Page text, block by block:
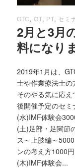
GTC, OT, PT, セミ
2月と3月
料になり
2019年1月は、
士や作業療法士の
そのやる気に応
後開催予定のセ
(水)IMF体験会
(土)足部・足関節
ス～上肢編～
ンの考え方1000
(木)IMF体験会...